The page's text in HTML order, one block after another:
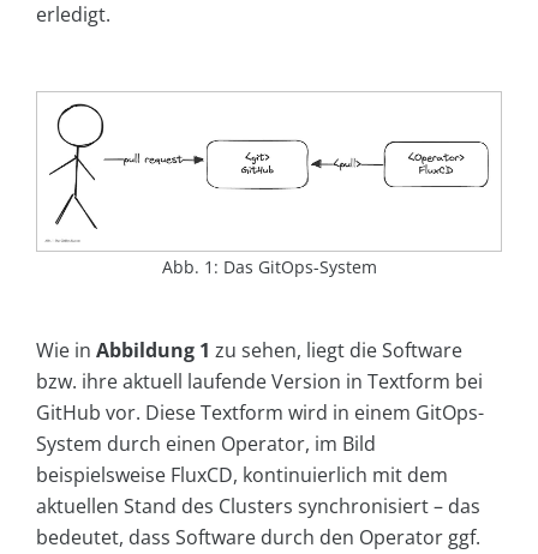
erledigt.
Abb. 1: Das GitOps-System
Wie in Abbildung 1 zu sehen, liegt die Software
bzw. ihre aktuell laufende Version in Textform bei
GitHub vor. Diese Textform wird in einem GitOps-
System durch einen Operator, im Bild
beispielsweise FluxCD, kontinuierlich mit dem
aktuellen Stand des Clusters synchronisiert – das
bedeutet, dass Software durch den Operator ggf.